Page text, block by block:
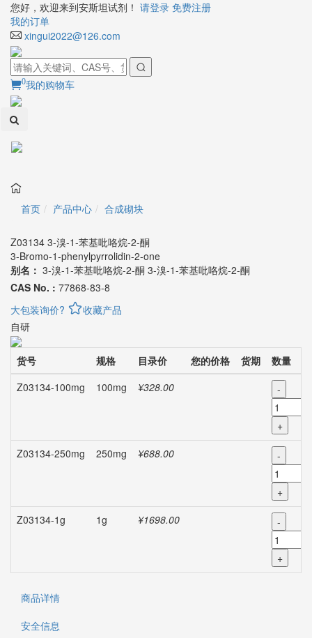
您好，欢迎来到安斯坦试剂！ 请登录 免费注册
我的订单
xingui2022@126.com
0我的购物车
首页 产品中心 合成砌块
Z03134 3-溴-1-苯基吡咯烷-2-酮
3-Bromo-1-phenylpyrrolidin-2-one
别名： 3-溴-1-苯基吡咯烷-2-酮 3-溴-1-苯基吡咯烷-2-酮
CAS No. : 77868-83-8
大包装询价?
收藏产品
自研
货号 规格 目录价 您的价格 货期
数量
Z03134-100mg
100mg ¥328.00 -
+
Z03134-250mg
250mg ¥688.00 -
+
Z03134-1g
1g ¥1698.00 -
+
商品详情
安全信息